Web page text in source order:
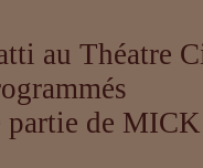
au Théatre
partie de